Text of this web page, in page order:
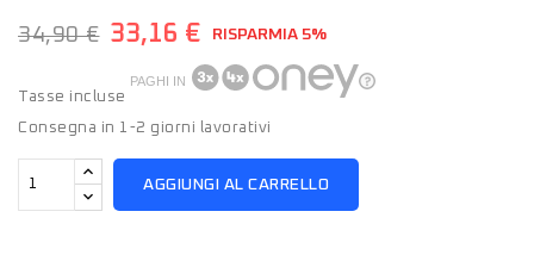
34,90 € 33,16 € RISPARMIA 5%
Tasse incluse
PAGHI IN
Consegna in 1-2 giorni lavorativi
AGGIUNGI AL CARRELLO